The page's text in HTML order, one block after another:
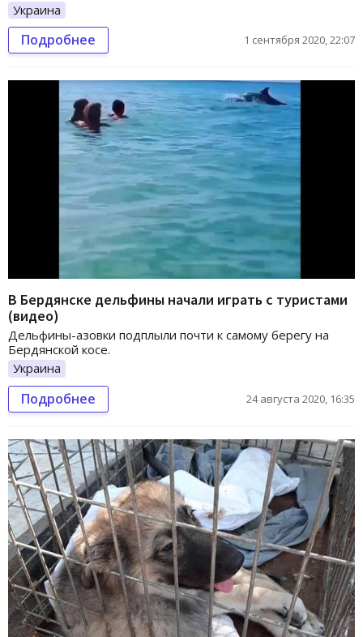
Украина
Подробнее 1 сентября 2020, 22:07
В Бердянске дельфины начали играть с туристами
(видео)
Дельфины-азовки подплыли почти к самому берегу на
Бердянской косе.
Украина
Подробнее 24 августа 2020, 16:35